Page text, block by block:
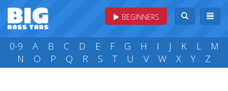
BEGINNERS
0-9 A B C D E F G H I J K L
M
N
O P Q R S T U V W X Y Z